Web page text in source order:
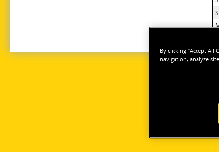
By clicking “Accept All
navigation, analyze